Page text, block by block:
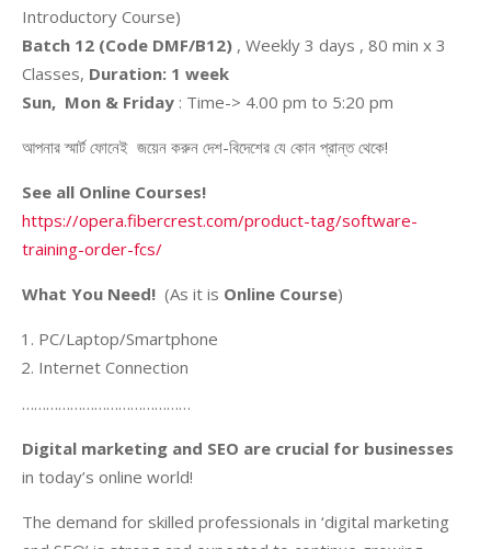
Introductory Course)
Batch 12 (Code DMF/B12) , Weekly 3 days , 80 min x 3
Classes, Duration: 1 week
Sun, Mon & Friday : Time-> 4.00 pm to 5:20 pm
আপনার স্মার্ট ফোনেই জয়েন করুন দেশ-বিদেশের যে কোন প্রান্ত থেকে!
See all Online Courses!
https://opera.fibercrest.com/product-tag/software-
training-order-fcs/
What You Need! (As it is Online Course)
PC/Laptop/Smartphone
Internet Connection
……………………………………
Digital marketing and SEO are crucial for businesses
in today’s online world!
The demand for skilled professionals in ‘digital marketing